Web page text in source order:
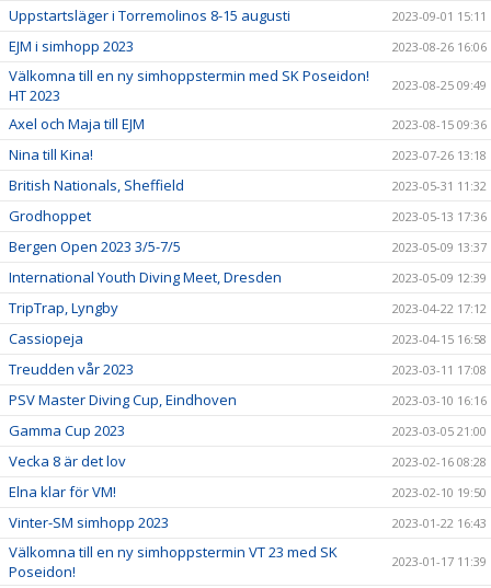
Uppstartsläger i Torremolinos 8-15 augusti 2023-09-01 15:11
EJM i simhopp 2023 2023-08-26 16:06
Välkomna till en ny simhoppstermin med SK Poseidon!
HT 2023
2023-08-25 09:49
Axel och Maja till EJM 2023-08-15 09:36
Nina till Kina! 2023-07-26 13:18
British Nationals, Sheffield 2023-05-31 11:32
Grodhoppet 2023-05-13 17:36
Bergen Open 2023 3/5-7/5 2023-05-09 13:37
International Youth Diving Meet, Dresden 2023-05-09 12:39
TripTrap, Lyngby 2023-04-22 17:12
Cassiopeja 2023-04-15 16:58
Treudden vår 2023 2023-03-11 17:08
PSV Master Diving Cup, Eindhoven 2023-03-10 16:16
Gamma Cup 2023 2023-03-05 21:00
Vecka 8 är det lov 2023-02-16 08:28
Elna klar för VM! 2023-02-10 19:50
Vinter-SM simhopp 2023 2023-01-22 16:43
Välkomna till en ny simhoppstermin VT 23 med SK
Poseidon!
2023-01-17 11:39